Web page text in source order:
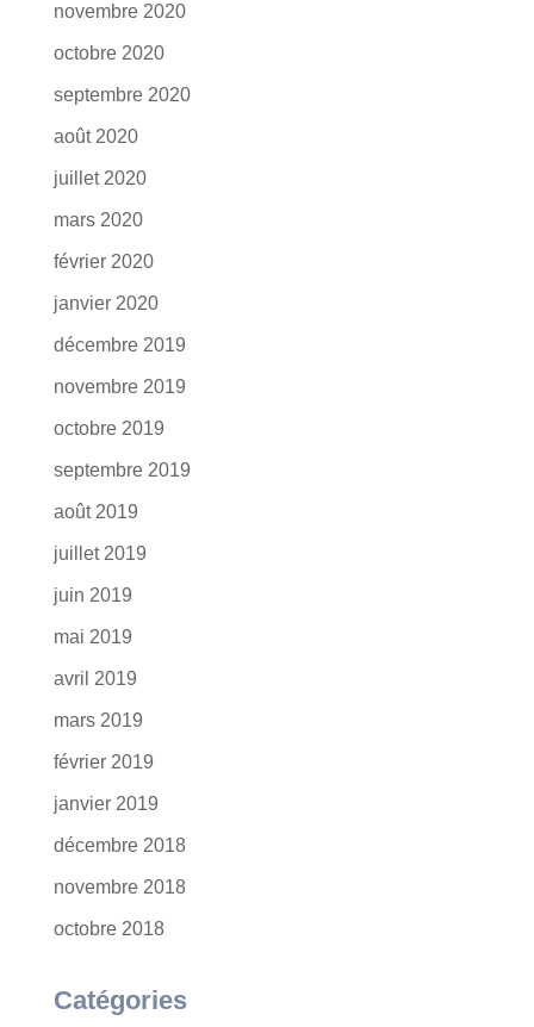
novembre 2020
octobre 2020
septembre 2020
août 2020
juillet 2020
mars 2020
février 2020
janvier 2020
décembre 2019
novembre 2019
octobre 2019
septembre 2019
août 2019
juillet 2019
juin 2019
mai 2019
avril 2019
mars 2019
février 2019
janvier 2019
décembre 2018
novembre 2018
octobre 2018
Catégories